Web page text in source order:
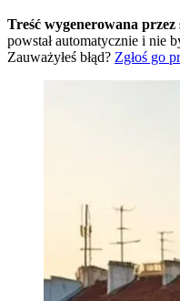
Treść wygenerowana przez
powstał automatycznie i nie
Zauważyłeś błąd? Zgłoś go